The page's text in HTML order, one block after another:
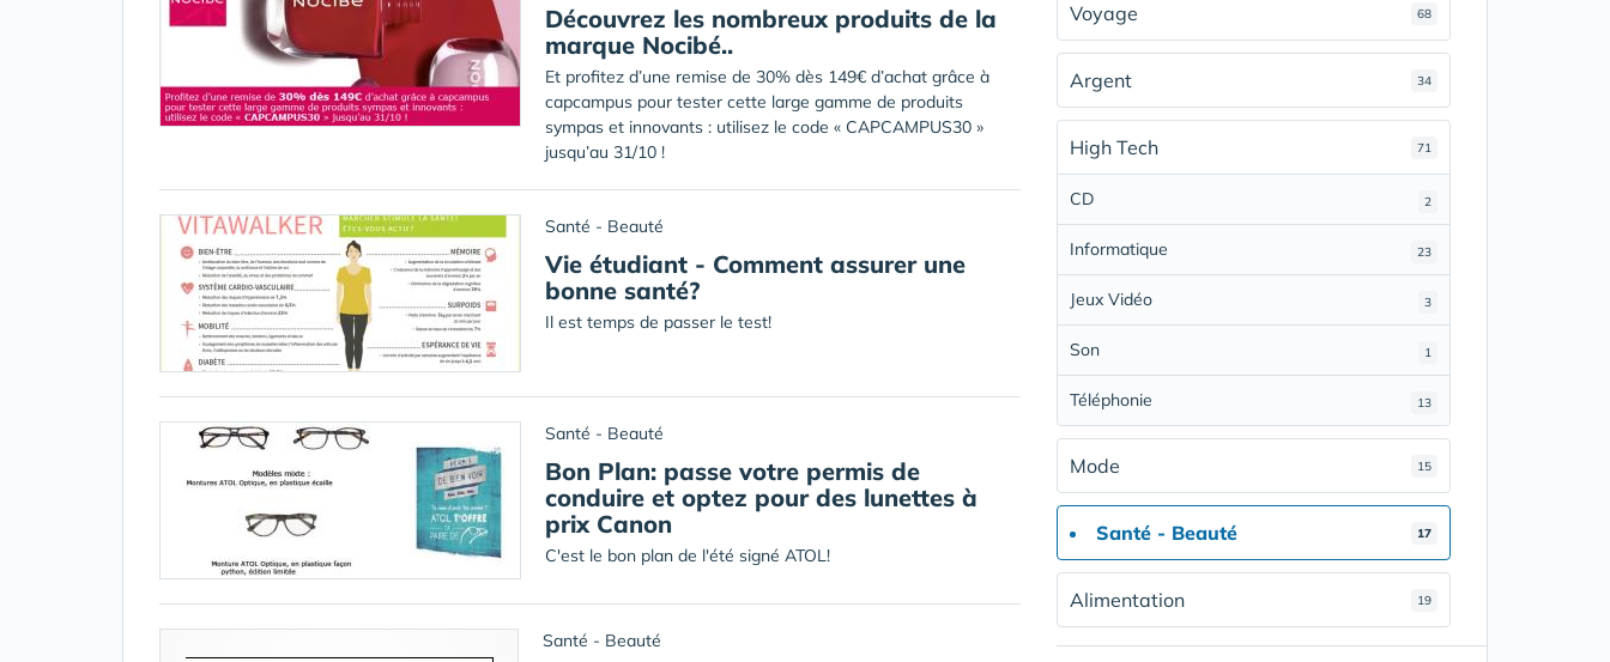
Découvrez les nombreux produits de la
marque Nocibé..
Et profitez d’une remise de 30% dès 149€ d’achat grâce à
capcampus pour tester cette large gamme de produits
sympas et innovants : utilisez le code « CAPCAMPUS30 »
jusqu’au 31/10 !
Santé - Beauté
Vie étudiant - Comment assurer une
bonne santé?
Il est temps de passer le test!
Santé - Beauté
Bon Plan: passe votre permis de
conduire et optez pour des lunettes à
prix Canon
C'est le bon plan de l'été signé ATOL!
Santé - Beauté
Voyage 68
Argent 34
High Tech 71
CD 2
Informatique 23
Jeux Vidéo 3
Son 1
Téléphonie 13
Mode 15
Santé - Beauté 17
Alimentation 19